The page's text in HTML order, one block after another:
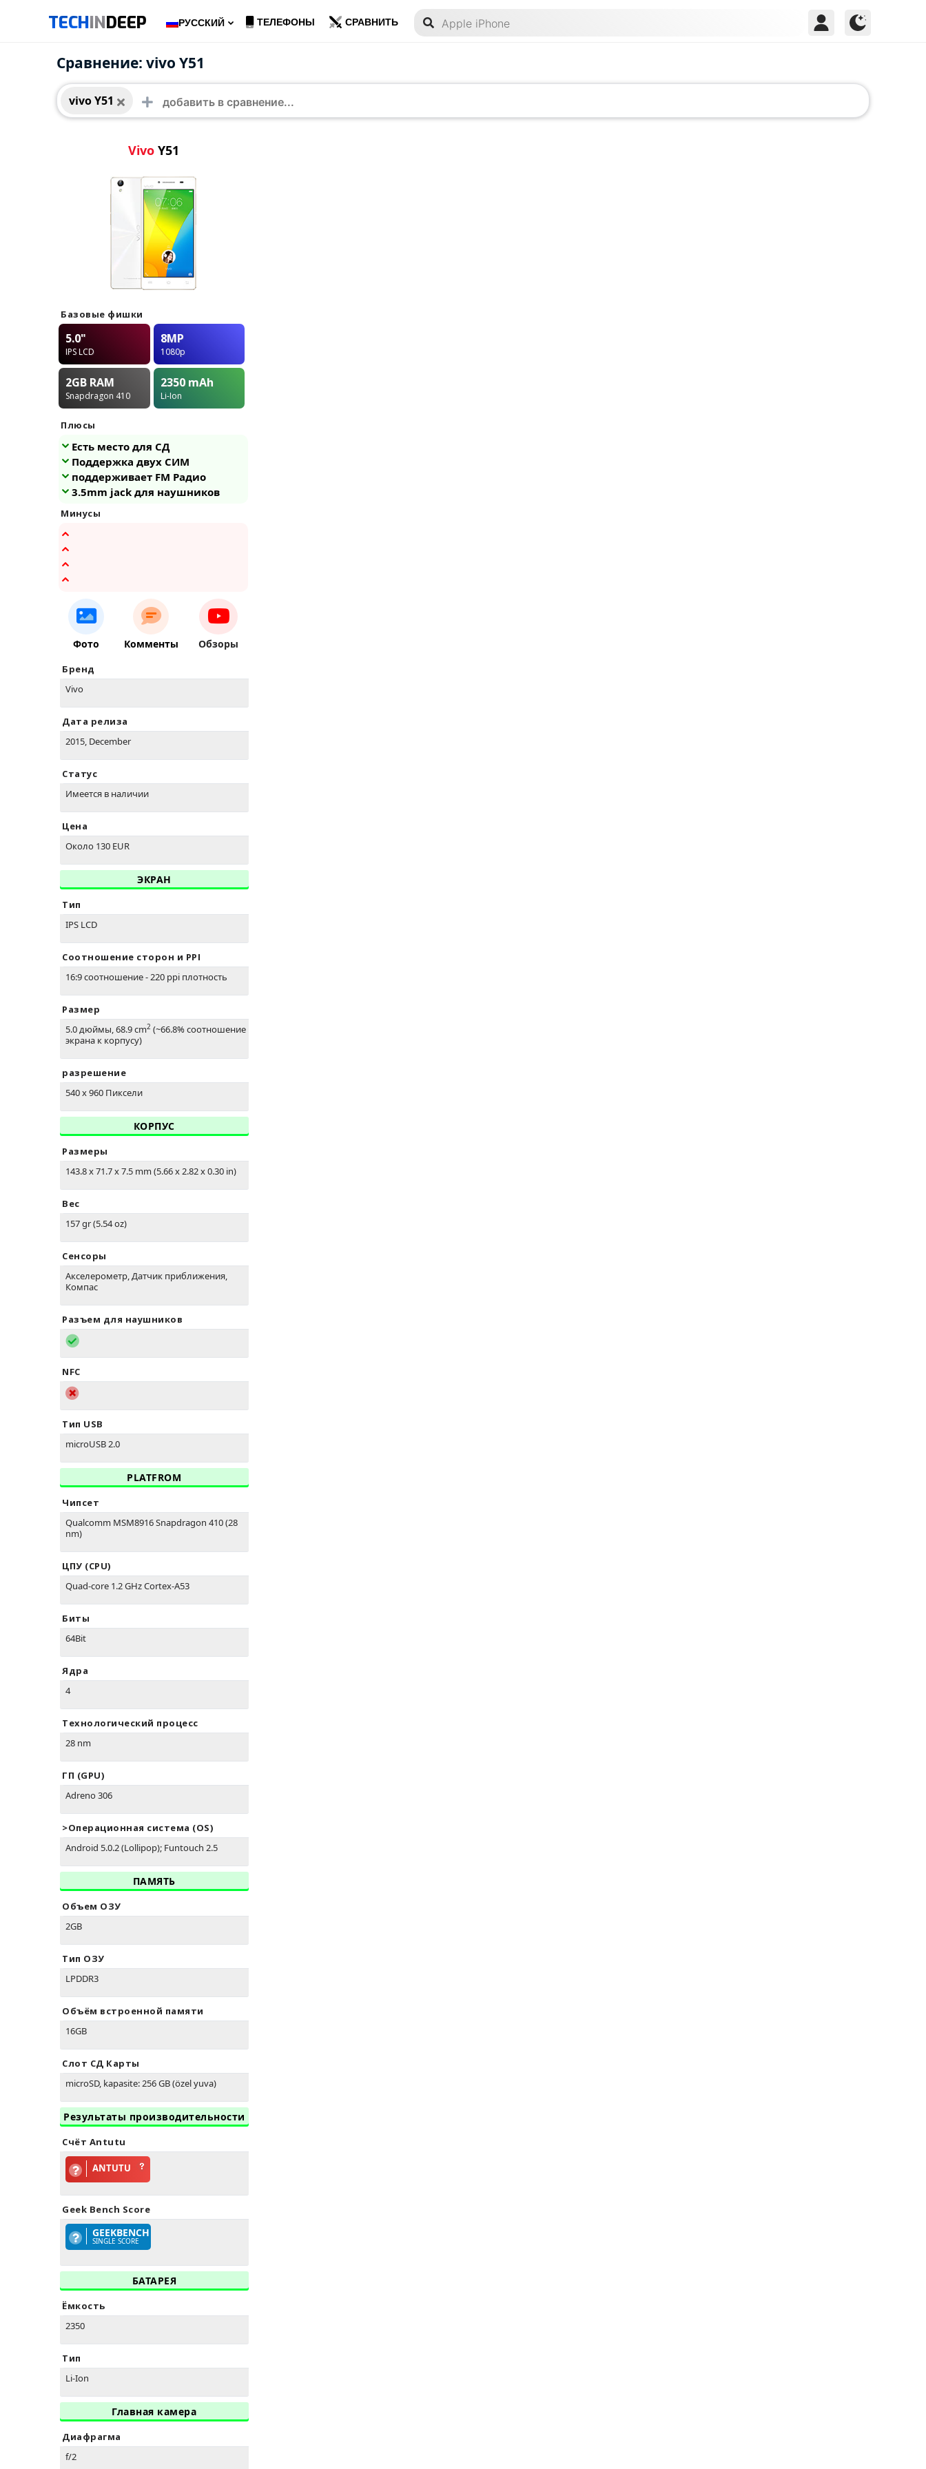
TECHINDEEP РУССКИЙ ТЕЛЕФОНЫ СРАВНИТЬ
Сравнение: vivo Y51
vivo Y51
Vivo Y51
Базовые фишки
5.0"
IPS LCD
8MP
1080p
2GB RAM
Snapdragon 410
2350mAh
Li-Ion
Плюсы
Есть место для СД
Поддержка двух СИМ
поддерживает FM Радио
3.5mm jack для наушников
Минусы
Фото Комменты Обзоры
Бренд
Vivo
Дата релиза
2015, December
Статус
Имеется в наличии
Цена
Около 130 EUR
ЭКРАН
Тип
IPS LCD
Соотношение сторон и PPI
16:9 соотношение - 220 ppi плотность
Размер
5.0 дюймы, 68.9 cm2 (~66.8% соотношение
экрана к корпусу)
разрешение
540 x 960 Пиксели
КОРПУС
Размеры
143.8 x 71.7 x 7.5 mm (5.66 x 2.82 x 0.30 in)
Вес
157 gr (5.54 oz)
Сенсоры
Акселерометр, Датчик приближения,
Компас
Разъем для наушников
NFC
Тип USB
microUSB 2.0
PLATFROM
Чипсет
Qualcomm MSM8916 Snapdragon 410 (28
nm)
ЦПУ (CPU)
Quad-core 1.2 GHz Cortex-A53
Биты
64Bit
Ядра
4
Технологический процесс
28 nm
ГП (GPU)
Adreno 306
>Oперационная система (OS)
Android 5.0.2 (Lollipop); Funtouch 2.5
ПАМЯТЬ
Объем ОЗУ
2GB
Тип ОЗУ
LPDDR3
Объём встроенной памяти
16GB
Слот СД Карты
microSD, kapasite: 256 GB (özel yuva)
Результаты производительности
Счёт Antutu
ANTUTU
Geek Bench Score
GEEKBENCH
SINGLE SCORE
БАТАРЕЯ
Ёмкость
2350
Тип
Li-Ion
Главная камера
Диафрагма
f/2